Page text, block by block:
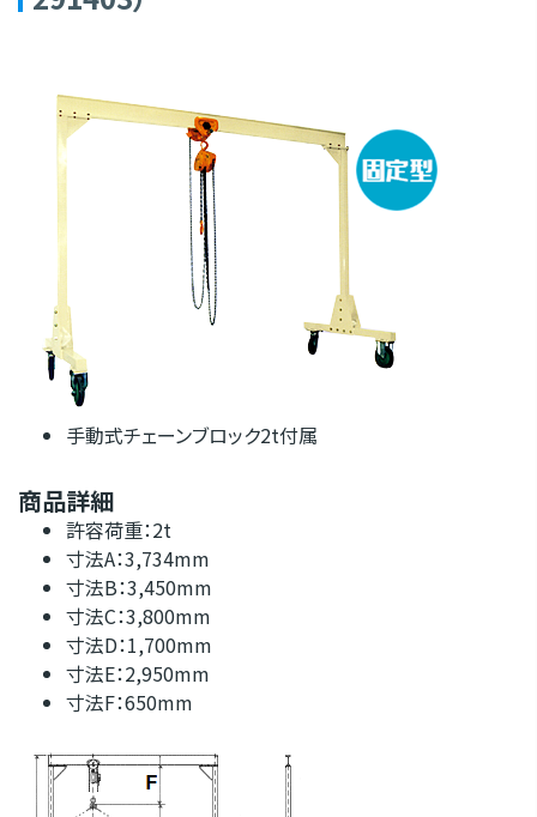
手動式チェーンブロック2t付属
商品詳細
許容荷重：2t
寸法A：3,734mm
寸法B：3,450mm
寸法C：3,800mm
寸法D：1,700mm
寸法E：2,950mm
寸法F：650mm